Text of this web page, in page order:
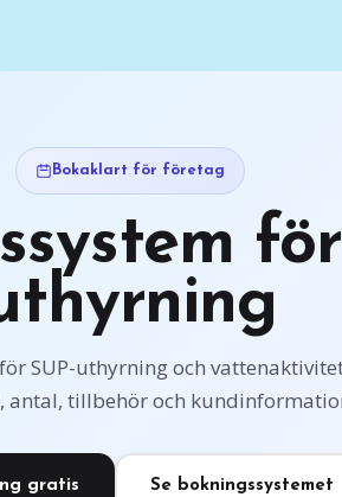
Bokaklart för företag
SUP-uthyrning och
antal, tillbehör och
gratis Se bokningssystemet